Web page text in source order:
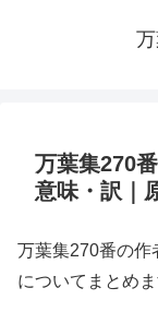
万葉集270
意味・訳｜
万葉集270番の作
についてまとめま